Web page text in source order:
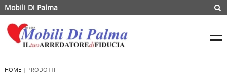
Mobili Di Palma
HOME| PRODOTTI